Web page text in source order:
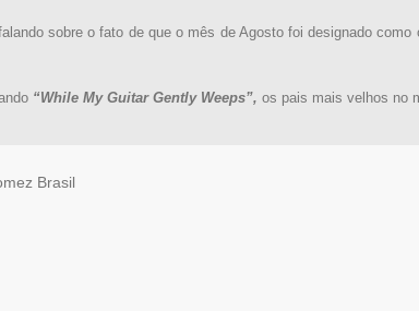
sobre o fato de que o mês de Agosto foi designado
“While My Guitar Gently Weeps”, os pais mais velhos no
Brasil